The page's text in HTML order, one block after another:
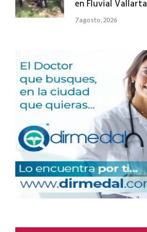
en Fluvial Vallarta
7 agosto, 2026